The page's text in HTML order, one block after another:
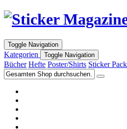
Toggle Navigation
Kategorien Toggle Navigation
Bücher Hefte Poster/Shirts Sticker